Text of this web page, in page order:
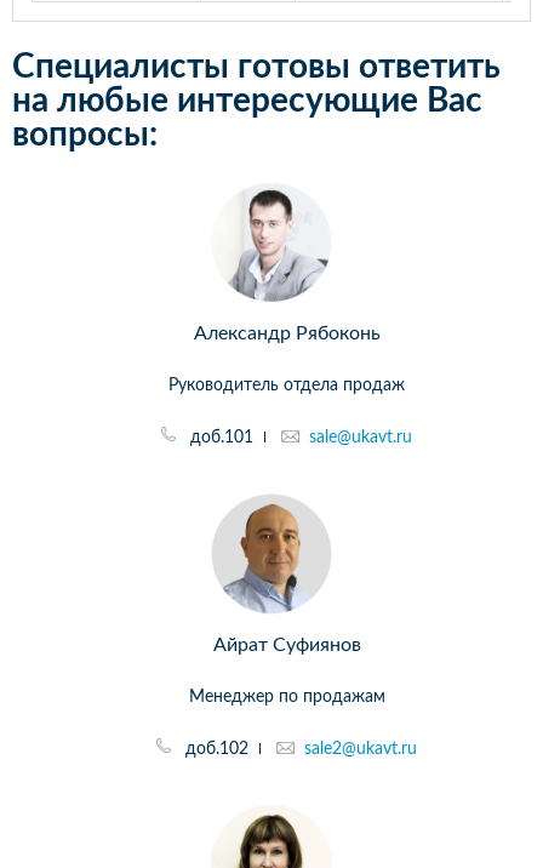
Специалисты готовы ответить
на любые интересующие Вас
вопросы:
Александр Рябоконь
Руководитель отдела продаж
доб.101 sale@ukavt.ru
Айрат Суфиянов
Менеджер по продажам
доб.102 sale2@ukavt.ru